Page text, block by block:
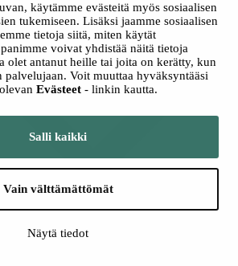
käytämme evästeitä myös sosiaalisen
tukemiseen. Lisäksi jaamme sosiaalisen
tietoja siitä, miten käytät
voivat yhdistää näitä tietoja
olet antanut heille tai joita on kerätty, kun
palvelujaan. Voit muuttaa hyväksyntääsi
Evästeet - linkin kautta.
Salli kaikki
Vain välttämättömät
Näytä tiedot